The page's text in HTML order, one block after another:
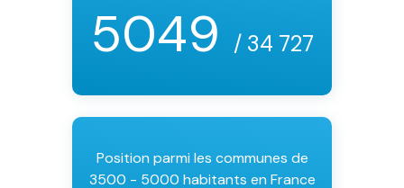
5049 / 34 727
Position parmi les communes de
3500 - 5000 habitants en France